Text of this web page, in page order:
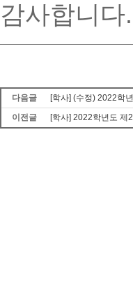
감사합니다.
다음글
[학사] (수정) 2022학
이전글
[학사] 2022학년도 제